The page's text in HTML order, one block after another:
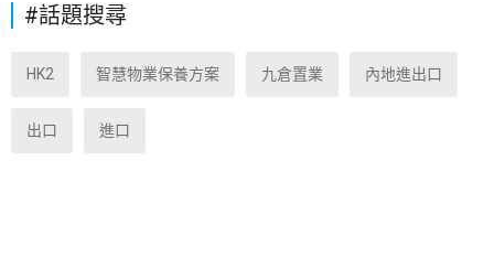
#話題搜尋
HK2 智慧物業保養方案 九倉置業 內地進出口
出口 進口